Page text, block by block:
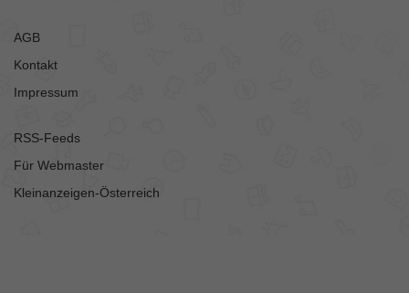
AGB
Kontakt
Impressum
RSS-Feeds
Für Webmaster
Kleinanzeigen-Österreich